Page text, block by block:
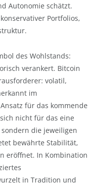
Autonomie schätzt.
Portfolios,
des Wohlstands:
verankert. Bitcoin
volatil,
im
für das kommende
nicht für das eine
die jeweiligen
bewährte Stabilität,
eröffnet. In Kombination
in Tradition und